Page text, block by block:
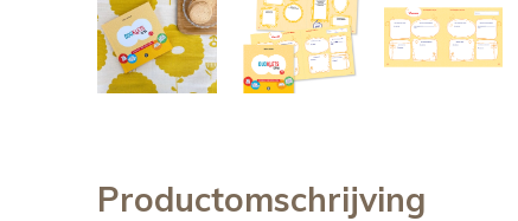
Productomschrijving